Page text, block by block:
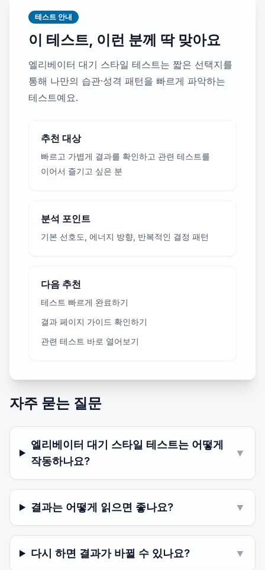
테스트 안내
이 테스트, 이런 분께 딱 맞아요
엘리베이터 대기 스타일 테스트는 짧은 선택지를
통해 나만의 습관·성격 패턴을 빠르게 파악하는
테스트예요.
추천 대상
빠르고 가볍게 결과를 확인하고 관련 테스트를
이어서 즐기고 싶은 분
분석 포인트
기본 선호도, 에너지 방향, 반복적인 결정 패턴
다음 추천
테스트 빠르게 완료하기
결과 페이지 가이드 확인하기
관련 테스트 바로 열어보기
자주 묻는 질문
엘리베이터 대기 스타일 테스트는 어떻게
작동하나요?
▼
결과는 어떻게 읽으면 좋나요? ▼
다시 하면 결과가 바뀔 수 있나요? ▼